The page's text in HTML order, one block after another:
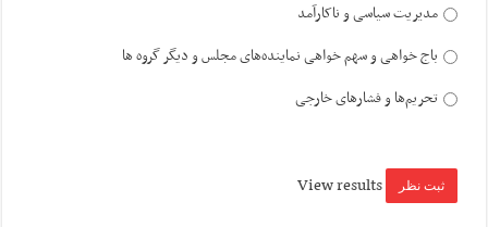
مدیریت سیاسی و ناکارآمد
باج خواهی و سهم خواهی نماینده‌های مجلس و دیگر گروه ها
تحریم‌ها و فشارهای خارجی
View results